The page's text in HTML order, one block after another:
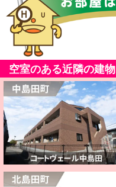
空室のある近隣の建物